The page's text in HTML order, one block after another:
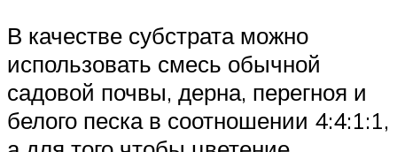
В качестве субстрата можно
использовать смесь обычной
садовой почвы, дерна, перегноя и
белого песка в соотношении 4:4:1:1,